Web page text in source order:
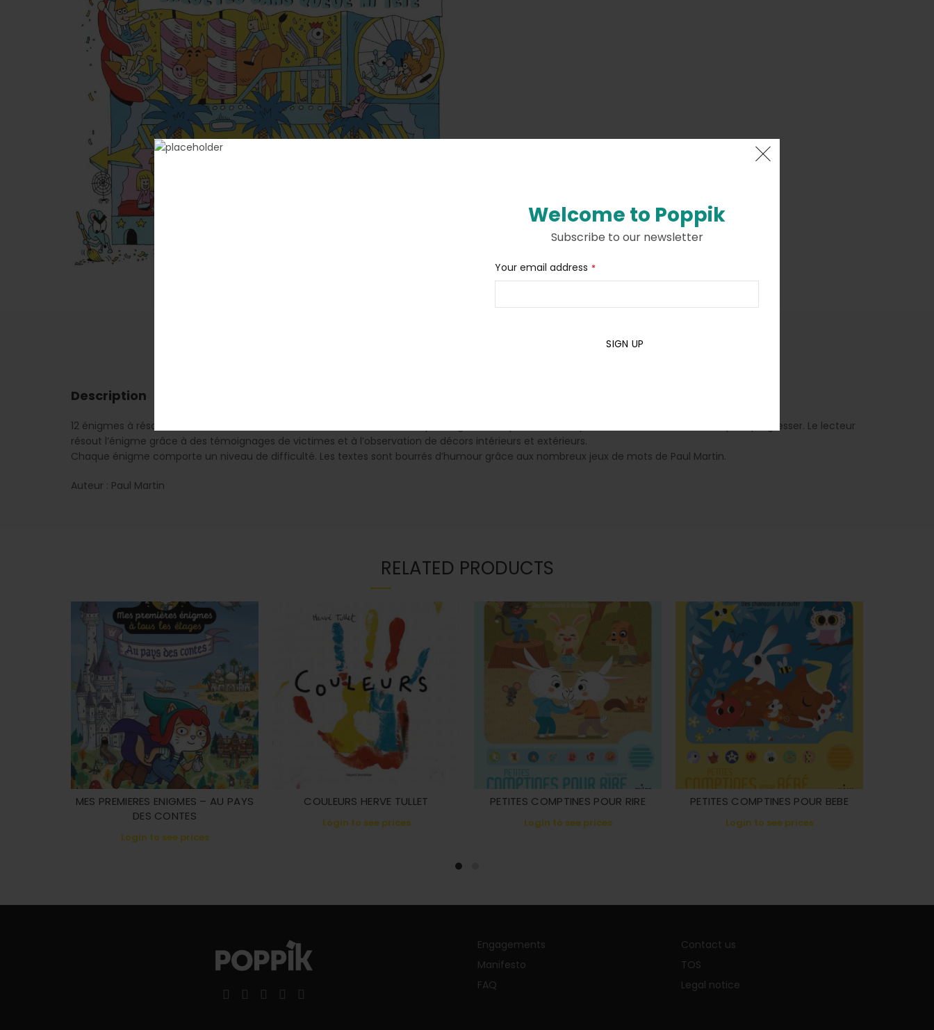
Welcome to Poppik
Subscribe to our newsletter
Email *
Your email address *
SIGN UP
Description
12 énigmes à résoudre dans des lieux et univers très différents. Pour chaque énigme, des questions sont posées et des indices donnés pour progresser. Le lecteur
résout l’énigme grâce à des témoignages de victimes et à l’observation de décors intérieurs et extérieurs.
Chaque énigme comporte un niveau de difficulté. Les textes sont bourrés d’humour grâce aux nombreux jeux de mots de Paul Martin.
Auteur : Paul Martin
RELATED PRODUCTS
MES PREMIERES ENIGMES – AU PAYS
DES CONTES
Login to see prices
COULEURS HERVE TULLET
Login to see prices
PETITES COMPTINES POUR RIRE
Login to see prices
PETITES COMPTINES POUR BEBE
Login to see prices
Engagements
Manifesto
FAQ
Contact us
TOS
Legal notice